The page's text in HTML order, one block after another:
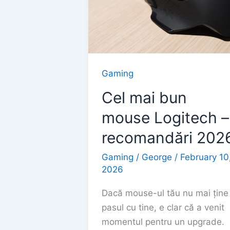
Gaming
Cel mai bun
mouse Logitech –
recomandări
Gaming / George / February
2026
Dacă mouse-ul tău nu mai ține
pasul cu tine, e clar că a venit
momentul pentru un upgrade.